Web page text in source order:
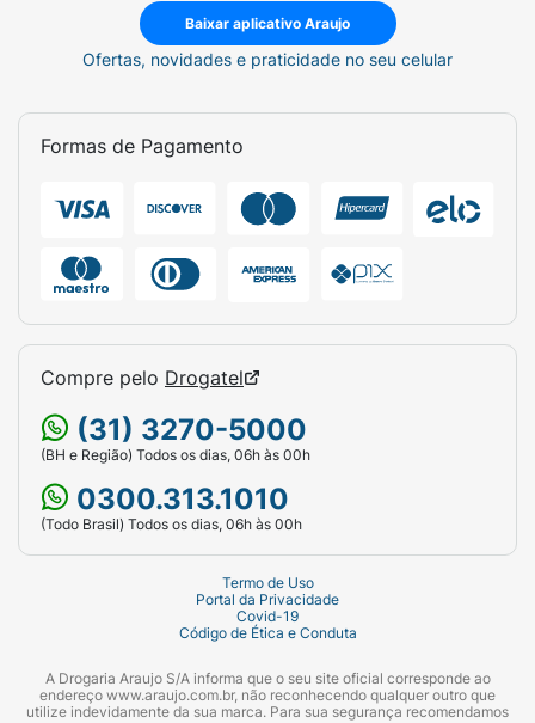
Baixar aplicativo Araujo
Ofertas, novidades e praticidade no seu celular
Formas de Pagamento
Compre pelo Drogatel
(31) 3270-5000
(BH e Região) Todos os dias, 06h às 00h
0300.313.1010
(Todo Brasil) Todos os dias, 06h às 00h
Termo de Uso
Portal da Privacidade
Covid-19
Código de Ética e Conduta
A Drogaria Araujo S/A informa que o seu site oficial corresponde ao
endereço www.araujo.com.br, não reconhecendo qualquer outro que
utilize indevidamente da sua marca. Para sua segurança recomendamos